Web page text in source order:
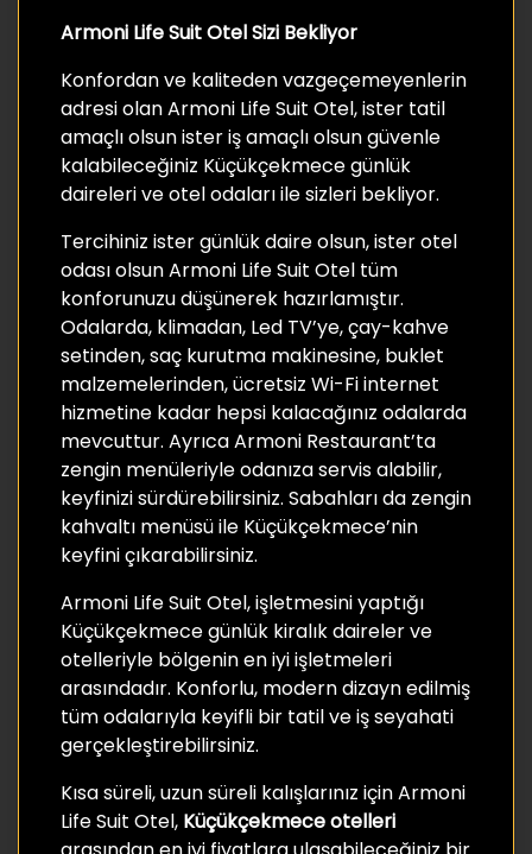
Armoni Life Suit Otel Sizi Bekliyor
Konfordan ve kaliteden vazgeçemeyenlerin
adresi olan Armoni Life Suit Otel, ister tatil
amaçlı olsun ister iş amaçlı olsun güvenle
kalabileceğiniz Küçükçekmece günlük
daireleri ve otel odaları ile sizleri bekliyor.
Tercihiniz ister günlük daire olsun, ister otel
odası olsun Armoni Life Suit Otel tüm
konforunuzu düşünerek hazırlamıştır.
Odalarda, klimadan, Led TV’ye, çay-kahve
setinden, saç kurutma makinesine, buklet
malzemelerinden, ücretsiz Wi-Fi internet
hizmetine kadar hepsi kalacağınız odalarda
mevcuttur. Ayrıca Armoni Restaurant’ta
zengin menüleriyle odanıza servis alabilir,
keyfinizi sürdürebilirsiniz. Sabahları da zengin
kahvaltı menüsü ile Küçükçekmece’nin
keyfini çıkarabilirsiniz.
Armoni Life Suit Otel, işletmesini yaptığı
Küçükçekmece günlük kiralık daireler ve
otelleriyle bölgenin en iyi işletmeleri
arasındadır. Konforlu, modern dizayn edilmiş
tüm odalarıyla keyifli bir tatil ve iş seyahati
gerçekleştirebilirsiniz.
Kısa süreli, uzun süreli kalışlarınız için Armoni
Life Suit Otel, Küçükçekmece otelleri